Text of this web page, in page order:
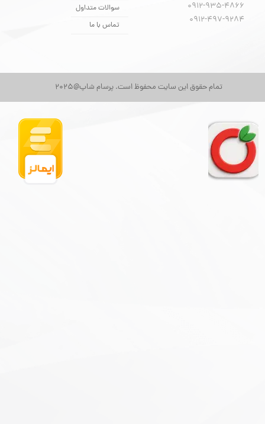
تمام حقوق این سایت محفوظ است. پرسام شاپ@2025
سوالات متداول
تماس با ما
0912-935-4866
​​​​​​​0912-497-9284